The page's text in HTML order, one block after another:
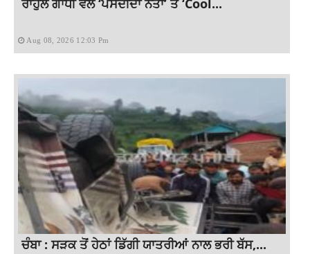
Aug 08, 2026 12:03 Pm
ਚੰਬਾ : ਸੜਕ ਤੋਂ ਹੇਠਾਂ ਡਿੱਗੀ ਯਾਤਰੀਆਂ ਨਾਲ ਭਰੀ ਬੱਸ,...